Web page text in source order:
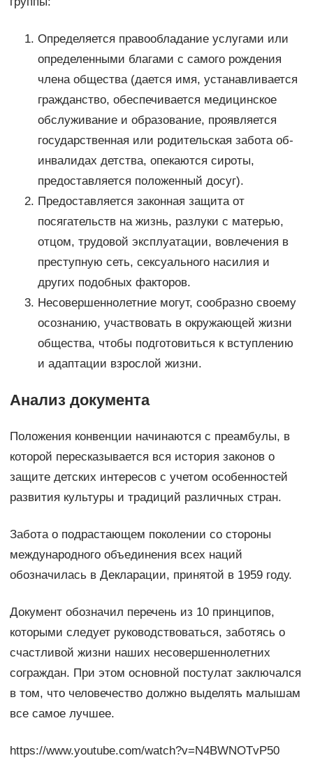
Определяется правообладание услугами или
определенными благами с самого рождения
члена общества (дается имя, устанавливается
гражданство, обеспечивается медицинское
обслуживание и образование, проявляется
государственная или родительская забота об-
инвалидах детства, опекаются сироты,
предоставляется положенный досуг).
Предоставляется законная защита от
посягательств на жизнь, разлуки с матерью,
отцом, трудовой эксплуатации, вовлечения в
преступную сеть, сексуального насилия и
других подобных факторов.
Несовершеннолетние могут, сообразно своему
осознанию, участвовать в окружающей жизни
общества, чтобы подготовиться к вступлению
и адаптации взрослой жизни.
Анализ документа
Положения конвенции начинаются с преамбулы, в
которой пересказывается вся история законов о
защите детских интересов с учетом особенностей
развития культуры и традиций различных стран.
Забота о подрастающем поколении со стороны
международного объединения всех наций
обозначилась в Декларации, принятой в 1959 году.
Документ обозначил перечень из 10 принципов,
которыми следует руководствоваться, заботясь о
счастливой жизни наших несовершеннолетних
сограждан. При этом основной постулат заключался
в том, что человечество должно выделять малышам
все самое лучшее.
https://www.youtube.com/watch?v=N4BWNOTvP50